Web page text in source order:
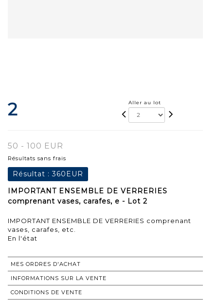
2 Aller au lot
50 - 100 EUR
Résultats sans frais
Résultat :360EUR
IMPORTANT ENSEMBLE DE VERRERIES
comprenant vases, carafes, e - Lot 2
IMPORTANT ENSEMBLE DE VERRERIES comprenant
vases, carafes, etc.
En l'état
MES ORDRES D'ACHAT
INFORMATIONS SUR LA VENTE
CONDITIONS DE VENTE